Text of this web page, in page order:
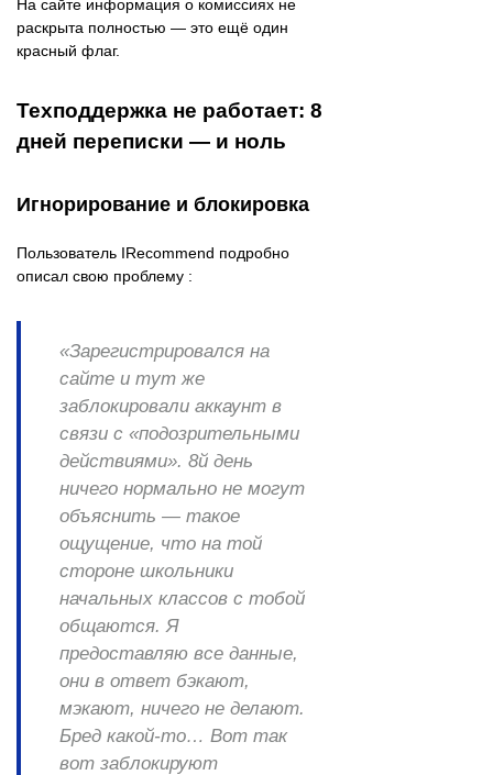
На сайте информация о комиссиях не
раскрыта полностью — это ещё один
красный флаг.
Техподдержка не работает: 8
дней переписки — и ноль
Игнорирование и блокировка
Пользователь IRecommend подробно
описал свою проблему :
«Зарегистрировался на
сайте и тут же
заблокировали аккаунт в
связи с «подозрительными
действиями». 8й день
ничего нормально не могут
объяснить — такое
ощущение, что на той
стороне школьники
начальных классов с тобой
общаются. Я
предоставляю все данные,
они в ответ бэкают,
мэкают, ничего не делают.
Бред какой-то… Вот так
вот заблокируют